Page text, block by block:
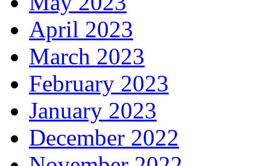
April 2023
March 2023
February 2023
January 2023
December 2022